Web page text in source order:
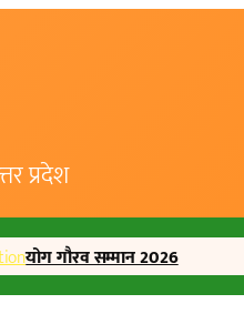
प्रदेश
योग गौरव सम्मान 2026